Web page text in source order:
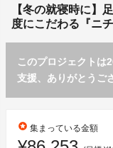
【冬の就寝時に】
度にこだわる『ニ
このプロジェクトは
支援、ありがとうご
stars 集まっている金額